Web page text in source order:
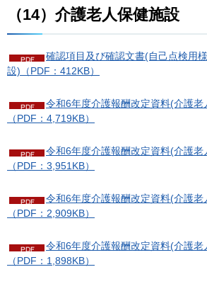
（14）介護老人保健施設
確認項目及び確認文書(自己点検用
設)（PDF：412KB）
令和6年度介護報酬改定資料(介護老
（PDF：4,719KB）
令和6年度介護報酬改定資料(介護老
（PDF：3,951KB）
令和6年度介護報酬改定資料(介護老
（PDF：2,909KB）
令和6年度介護報酬改定資料(介護老
（PDF：1,898KB）